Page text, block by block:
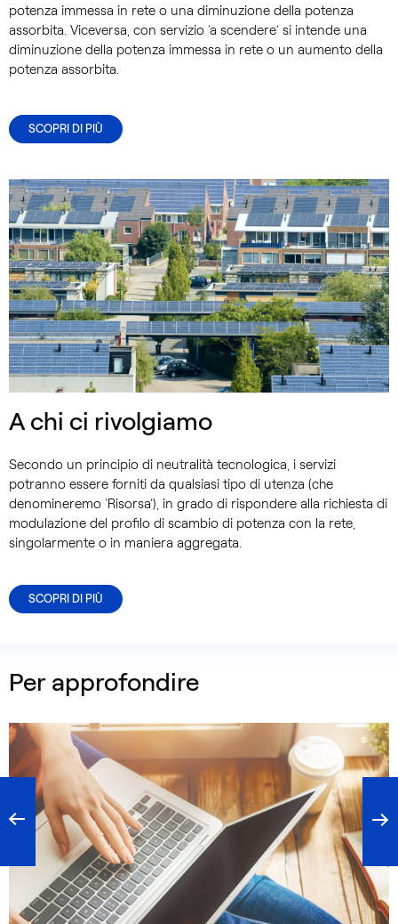
potenza immessa in rete o una diminuzione della potenza
assorbita. Viceversa, con servizio ‘a scendere’ si intende una
diminuzione della potenza immessa in rete o un aumento della
potenza assorbita.
SCOPRI DI PIÙ
A chi ci rivolgiamo
Secondo un principio di neutralità tecnologica, i servizi
potranno essere forniti da qualsiasi tipo di utenza (che
denomineremo ‘Risorsa’), in grado di rispondere alla richiesta di
modulazione del profilo di scambio di potenza con la rete,
singolarmente o in maniera aggregata.
SCOPRI DI PIÙ
Per approfondire